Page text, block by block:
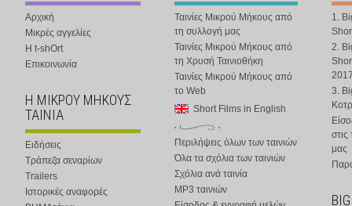
Αρχική
Μικρές αγγελίες
Η t-shOrt
Επικοινωνία
Η ΜΙΚΡΟΥ ΜΗΚΟΥΣ
ΤΑΙΝΙΑ
Ειδήσεις
Τράπεζα σεναρίων
Trailers
Ιστορικές αναφορές
Ταινίες Μικρού Μήκους από
τη συλλογή μας
Ταινίες Μικρού Μήκους από
τη Χρυσή Ταινιοθήκη
Ταινίες Μικρού Μήκους από
το Web
Short Films in English
Περιλήψεις όλων των ταινιών
Όλα τα σχόλια των ταινιών
Σχόλια ανά ταινία
MP3 ταινιών
1.
2.
3.
στις
μας